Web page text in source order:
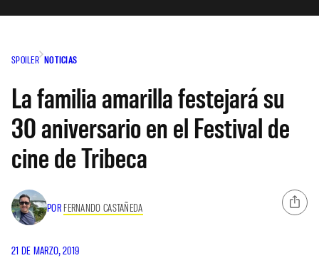
SPOILER NOTICIAS
La familia amarilla festejará su
30 aniversario en el Festival de
cine de Tribeca
POR FERNANDO CASTAÑEDA
21 DE MARZO, 2019